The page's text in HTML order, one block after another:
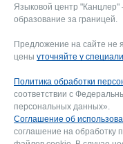
Языковой центр
образование за границей.
Предложение на сайте не
цены уточняйте у
Политика обработки
соответствии с
персональных данных».
Соглашение об
соглашение на обработку